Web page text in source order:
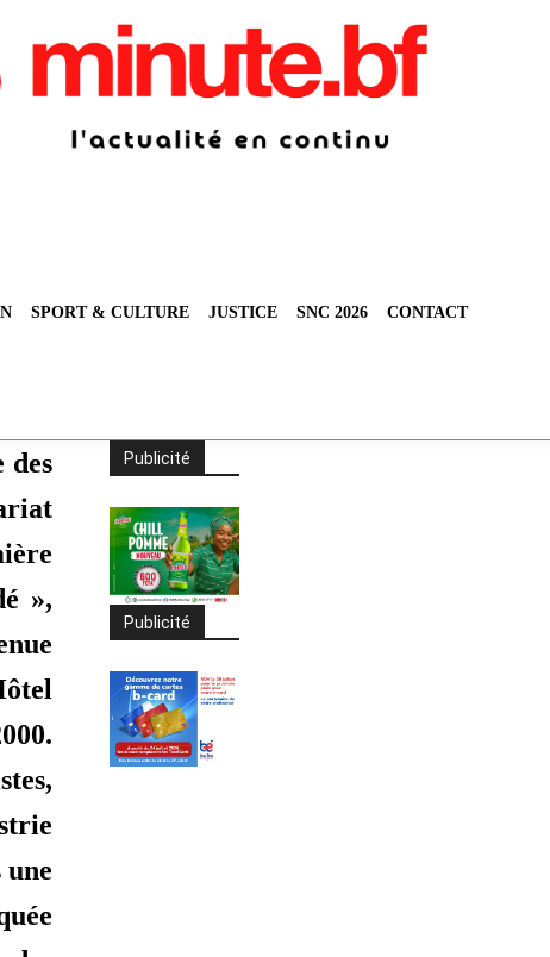
SPORT & CULTURE JUSTICE SNC 2026 CONTACT
des
»,
Publicité
Publicité